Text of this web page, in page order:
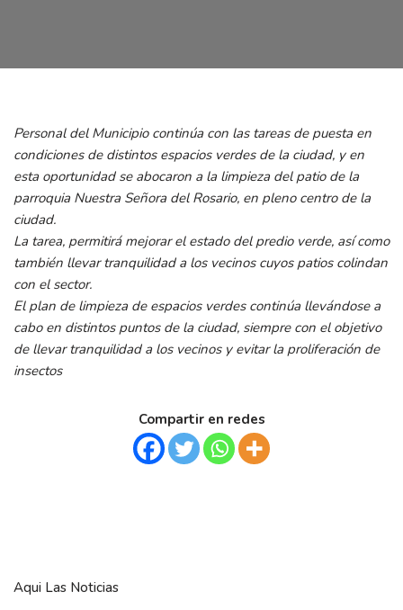
Personal del Municipio continúa con las tareas de puesta en
condiciones de distintos espacios verdes de la ciudad, y en
esta oportunidad se abocaron a la limpieza del patio de la
parroquia Nuestra Señora del Rosario, en pleno centro de la
ciudad.
La tarea, permitirá mejorar el estado del predio verde, así como
también llevar tranquilidad a los vecinos cuyos patios colindan
con el sector.
El plan de limpieza de espacios verdes continúa llevándose a
cabo en distintos puntos de la ciudad, siempre con el objetivo
de llevar tranquilidad a los vecinos y evitar la proliferación de
insectos
Compartir en redes
Aqui Las Noticias